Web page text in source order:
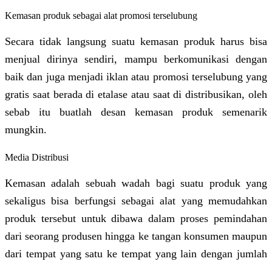
Kemasan produk sebagai alat promosi terselubung
Secara tidak langsung suatu kemasan produk harus bisa
menjual dirinya sendiri, mampu berkomunikasi dengan
baik dan juga menjadi iklan atau promosi terselubung yang
gratis saat berada di etalase atau saat di distribusikan, oleh
sebab itu buatlah desan kemasan produk semenarik
mungkin.
Media Distribusi
Kemasan adalah sebuah wadah bagi suatu produk yang
sekaligus bisa berfungsi sebagai alat yang memudahkan
produk tersebut untuk dibawa dalam proses pemindahan
dari seorang produsen hingga ke tangan konsumen maupun
dari tempat yang satu ke tempat yang lain dengan jumlah